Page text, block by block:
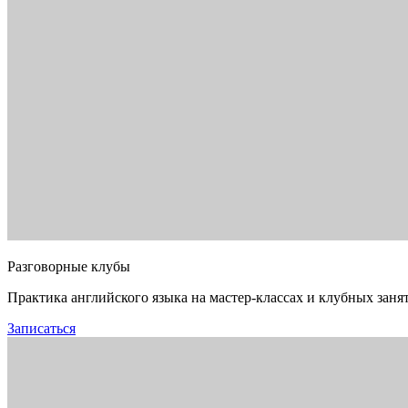
Разговорные клубы
Практика английского языка на мастер-классах и клубных
Записаться